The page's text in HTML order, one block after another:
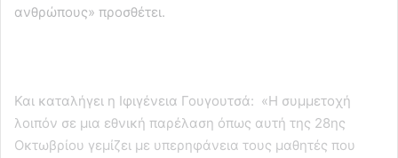
ανθρώπους» προσθέτει.
Και καταλήγει η Ιφιγένεια Γουγουτσά: «Η συμμετοχή
λοιπόν σε μια εθνική παρέλαση όπως αυτή της 28ης
Οκτωβρίου γεμίζει με υπερηφάνεια τους μαθητές που